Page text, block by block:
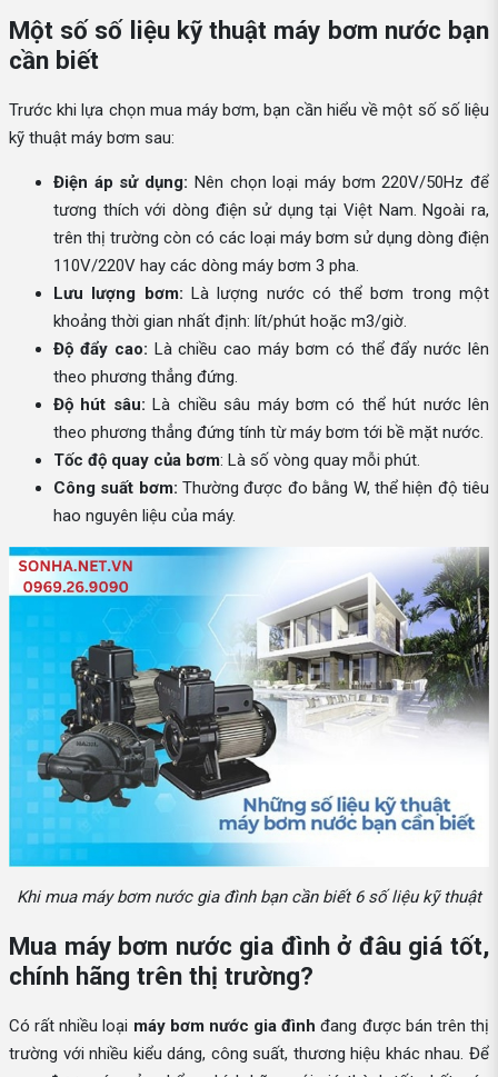
Một số số liệu kỹ thuật máy bơm nước bạn
cần biết
Trước khi lựa chọn mua máy bơm, bạn cần hiểu về một số số liệu
kỹ thuật máy bơm sau:
Điện áp sử dụng: Nên chọn loại máy bơm 220V/50Hz để
tương thích với dòng điện sử dụng tại Việt Nam. Ngoài ra,
trên thị trường còn có các loại máy bơm sử dụng dòng điện
110V/220V hay các dòng máy bơm 3 pha.
Lưu lượng bơm: Là lượng nước có thể bơm trong một
khoảng thời gian nhất định: lít/phút hoặc m3/giờ.
Độ đẩy cao: Là chiều cao máy bơm có thể đẩy nước lên
theo phương thẳng đứng.
Độ hút sâu: Là chiều sâu máy bơm có thể hút nước lên
theo phương thẳng đứng tính từ máy bơm tới bề mặt nước.
Tốc độ quay của bơm: Là số vòng quay mỗi phút.
Công suất bơm: Thường được đo bằng W, thể hiện độ tiêu
hao nguyên liệu của máy.
Khi mua máy bơm nước gia đình bạn cần biết 6 số liệu kỹ thuật
Mua máy bơm nước gia đình ở đâu giá tốt,
chính hãng trên thị trường?
Có rất nhiều loại máy bơm nước gia đình đang được bán trên thị
trường với nhiều kiểu dáng, công suất, thương hiệu khác nhau. Để